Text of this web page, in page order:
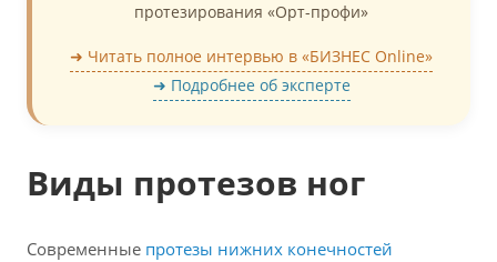
протезирования «Орт-профи»
➜ Читать полное интервью в «БИЗНЕС Online»
➜ Подробнее об эксперте
Виды протезов ног
Современные протезы нижних конечностей